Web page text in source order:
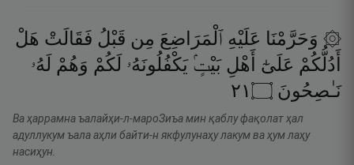
۞ وَحَرَّمْنَا عَلَيْهِ ٱلْمَرَاضِعَ مِن قَبْلُ فَقَالَتْ هَلْ
أَدُلُّكُمْ عَلَىٰٓ أَهْلِ بَيْتٍۢ يَكْفُلُونَهُۥ لَكُمْ وَهُمْ لَهُۥ
نَـٰصِحُونَ ۝١٢
Ва ҳаррамна ъалайҳи-л-мароЗиъа мин қаблу фақолат ҳал
адуллукум ъала аҳли байти-н якфулунаҳу лакум ва ҳум лаҳу
насиҳун.